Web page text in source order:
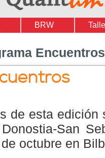
BRW
Encuentros
de esta
San
octubre en